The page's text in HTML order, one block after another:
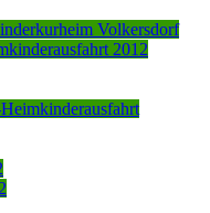
Volkersdorf
2012